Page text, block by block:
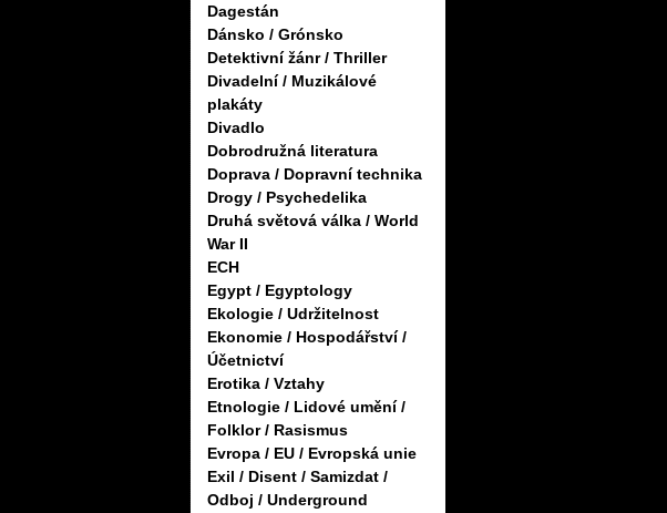
Dagestán
Dánsko / Grónsko
Detektivní žánr / Thriller
Divadelní / Muzikálové
plakáty
Divadlo
Dobrodružná literatura
Doprava / Dopravní technika
Drogy / Psychedelika
Druhá světová válka / World
War II
ECH
Egypt / Egyptology
Ekologie / Udržitelnost
Ekonomie / Hospodářství /
Účetnictví
Erotika / Vztahy
Etnologie / Lidové umění /
Folklor / Rasismus
Evropa / EU / Evropská unie
Exil / Disent / Samizdat /
Odboj / Underground